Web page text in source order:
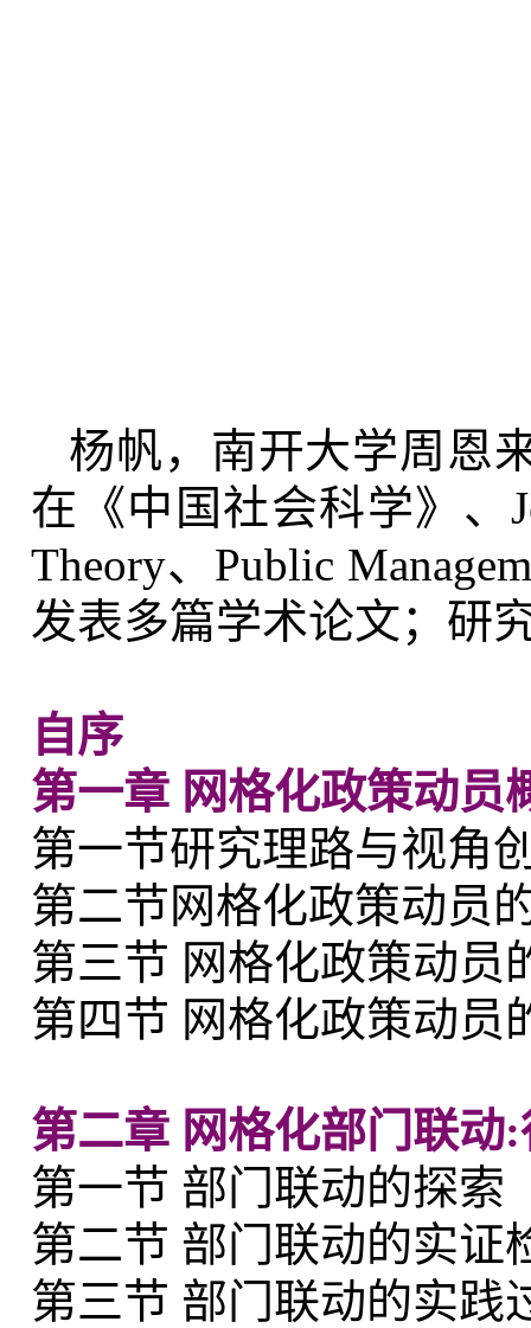
杨帆，南开大学周恩
在《中国社会科学》、
Theory、Public
发表多篇学术论文；研
自序
第一章 网格化政策动员
第一节研究理路与视角
第二节网格化政策动员
第三节 网格化政策动员
第四节 网格化政策动员
第二章 网格化部门联动
第一节 部门联动的探索
第二节 部门联动的实证
第三节 部门联动的实践